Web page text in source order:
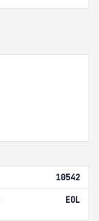
10542
EOL